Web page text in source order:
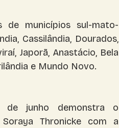
de municípios sul-mato-
Cassilândia, Dourados,
Japorã, Anastácio, Bela
e Mundo Novo.
de junho demonstra o
Thronicke com a